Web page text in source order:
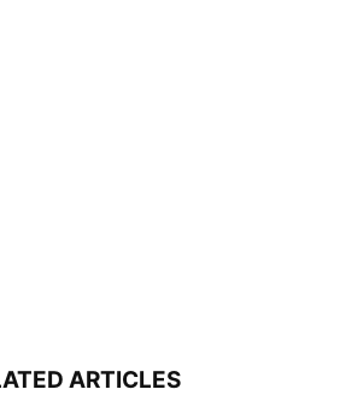
ARTICLES